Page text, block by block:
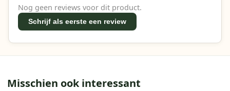
Nog geen reviews voor dit product.
Schrijf als eerste een review
Misschien ook interessant